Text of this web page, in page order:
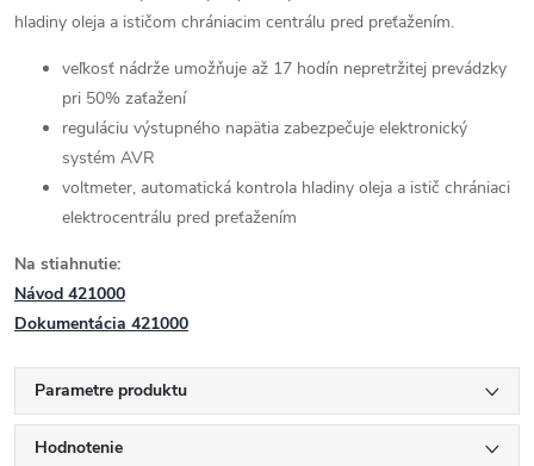
hladiny oleja a ističom chrániacim centrálu pred preťažením.
veľkosť nádrže umožňuje až 17 hodín nepretržitej prevádzky
pri 50% zaťažení
reguláciu výstupného napätia zabezpečuje elektronický
systém AVR
voltmeter, automatická kontrola hladiny oleja a istič chrániaci
elektrocentrálu pred preťažením
Na stiahnutie:
Návod 421000
Dokumentácia 421000
Parametre produktu
Hodnotenie